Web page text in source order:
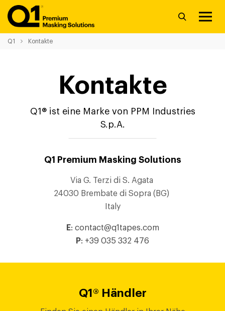
Q1 Kontakte
Kontakte
Q1® ist eine Marke von PPM Industries
S.p.A.
Q1 Premium Masking Solutions
Via G. Terzi di S. Agata
24030 Brembate di Sopra (BG)
Italy
E: contact@q1tapes.com
P: +39 035 332 476
Q1® Händler